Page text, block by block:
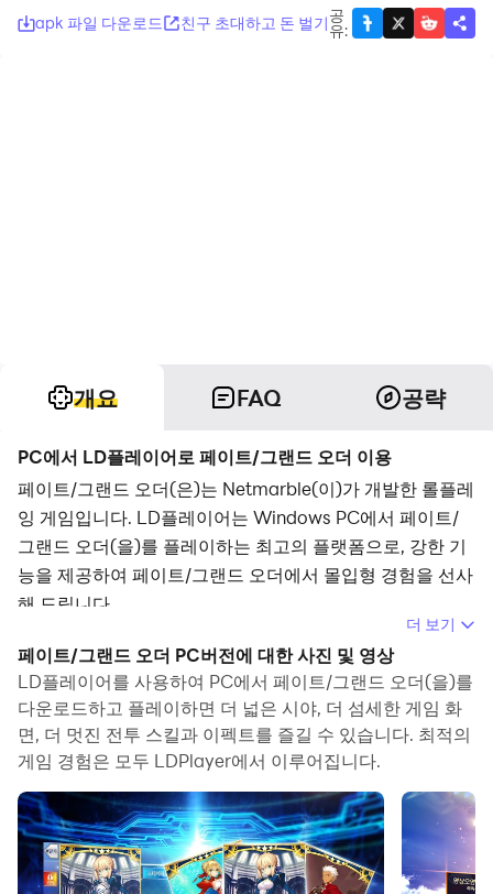
apk 파일 다운로드 친구 초대하고 돈 벌기공
유:
개요 FAQ 공략
PC에서 LD플레이어로 페이트/그랜드 오더 이용
페이트/그랜드 오더(은)는 Netmarble(이)가 개발한 롤플레
잉 게임입니다. LD플레이어는 Windows PC에서 페이트/
그랜드 오더(을)를 플레이하는 최고의 플랫폼으로, 강한 기
능을 제공하여 페이트/그랜드 오더에서 몰입형 경험을 선사
해 드립니다.
컴퓨터에서 페이트/그랜드 오더(을)를 플레이할 때 장시간
게임을 즐길 수 있습니다. 녹화 매크로를 사용하여 반복되는
동작과 작업을 자동으로 실행할 수 있습니다. 이를 통해 더
빠르게 레벨업하고 파밍을 효율적으로 진행할 수 있습니다.
입력 동작으로 작업을 단순화하거나 자동화할 수 있습니다.
한 번의 클릭으로 연타하거나 게임에서 반복적인 작업이 필
요한 경우 매크로 기능이 매우 유용합니다.
더 보기
페이트/그랜드 오더 PC버전에 대한 사진 및 영상
LD플레이어를 사용하여 PC에서 페이트/그랜드 오더(을)를
다운로드하고 플레이하면 더 넓은 시야, 더 섬세한 게임 화
면, 더 멋진 전투 스킬과 이펙트를 즐길 수 있습니다. 최적의
게임 경험은 모두 LDPlayer에서 이루어집니다.